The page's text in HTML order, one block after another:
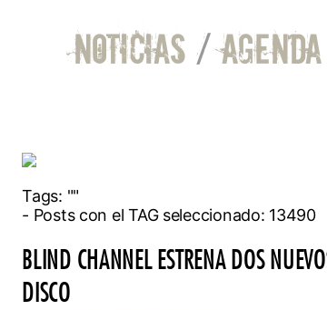
NOTICIAS /AGENDA
Tags: ""
- Posts con el TAG seleccionado: 13490
BLIND CHANNEL ESTRENA DOS
DISCO